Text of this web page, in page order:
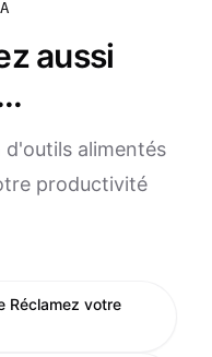
aussi
alimentés
productivité
Réclamez votre